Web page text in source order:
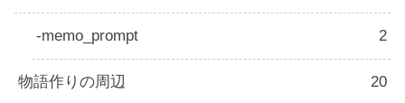
memo_prompt 2
物語作りの周辺 20